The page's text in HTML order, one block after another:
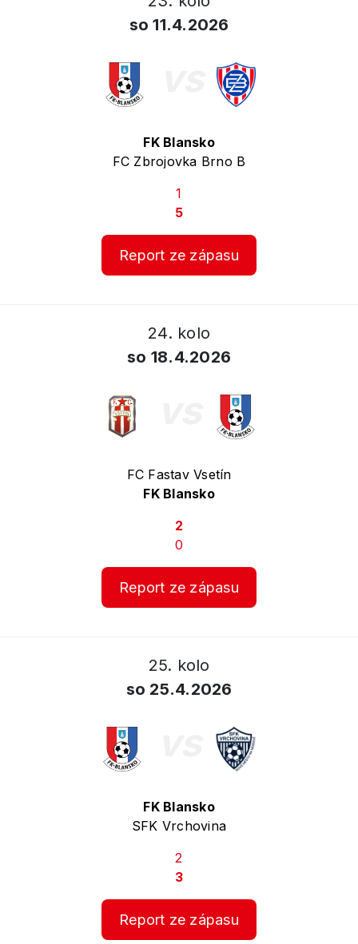
so 11.4.2026
FK Blansko
FC Zbrojovka Brno B
1
5
Report ze zápasu
24. kolo
so 18.4.2026
FC Fastav Vsetín
FK Blansko
2
0
Report ze zápasu
25. kolo
so 25.4.2026
FK Blansko
SFK Vrchovina
2
3
Report ze zápasu